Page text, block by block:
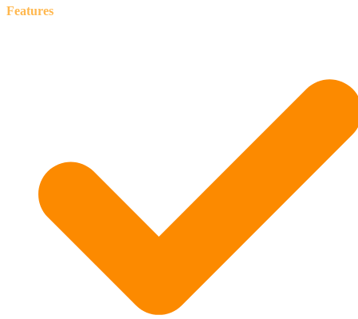
Features